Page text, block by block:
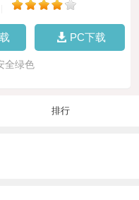
PC下载
全绿色
排行